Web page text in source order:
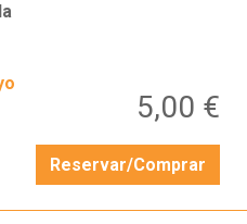
5,00 €
Reservar/Comprar